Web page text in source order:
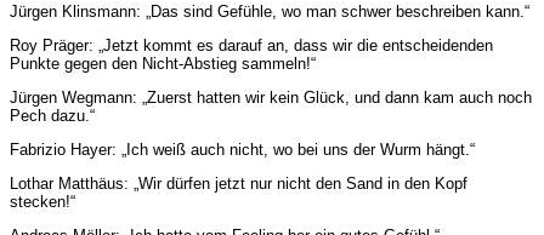
Jürgen Klinsmann: „Das sind Gefühle, wo man schwer beschreiben kann.“
Roy Präger: „Jetzt kommt es darauf an, dass wir die entscheidenden
Punkte gegen den Nicht-Abstieg sammeln!“
Jürgen Wegmann: „Zuerst hatten wir kein Glück, und dann kam auch noch
Pech dazu.“
Fabrizio Hayer: „Ich weiß auch nicht, wo bei uns der Wurm hängt.“
Lothar Matthäus: „Wir dürfen jetzt nur nicht den Sand in den Kopf
stecken!“